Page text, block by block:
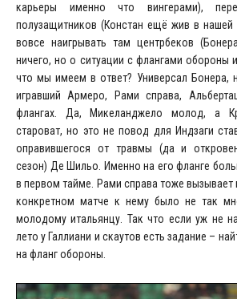
карьеры именно что вингерами),
полузащитников (Констан ещё жив в нашей
вовсе наигрывать там центрбеков
ничего, но о ситуации с флангами обороны
что мы имеем в ответ? Универсал Бонера,
игравший Армеро, Рами справа,
флангах. Да, Микеланджело молод, а
староват, но это не повод для Индзаги
оправившегося от травмы (да и
сезон) Де Шильо. Именно на его фланге
в первом тайме. Рами справа тоже
конкретном матче к нему было не так
молодому итальянцу. Так что если уж не
лето у Галлиани и скаутов есть задание –
на фланг обороны.